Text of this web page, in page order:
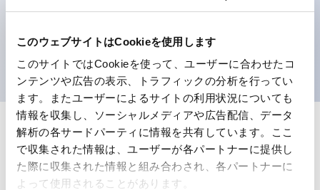
このウェブサイトはCookieを使用します
このサイトではCookieを使って、ユーザーに合わせたコ
ンテンツや広告の表示、トラフィックの分析を行ってい
ます。またユーザーによるサイトの利用状況についても
情報を収集し、ソーシャルメディアや広告配信、データ
解析の各サードパーティに情報を共有しています。ここ
で収集された情報は、ユーザーが各パートナーに提供し
た際に収集された情報と組み合わされ、各パートナーに
よって使用されることがあります。
UL、CSA、TÜV、CCC認証品。
仕様 すべて展開
形状仕様